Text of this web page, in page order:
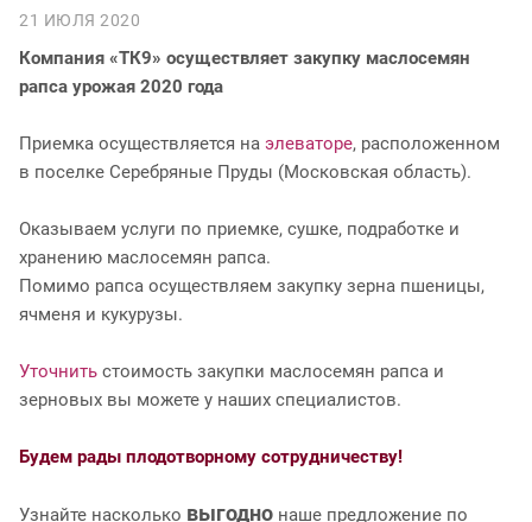
21 ИЮЛЯ 2020
Компания «ТК9» осуществляет закупку маслосемян
рапса урожая 2020 года
Приемка осуществляется на элеваторе, расположенном
в поселке Серебряные Пруды (Московская область).
Оказываем услуги по приемке, сушке, подработке и
хранению маслосемян рапса.
Помимо рапса осуществляем закупку зерна пшеницы,
ячменя и кукурузы.
Уточнить стоимость закупки маслосемян рапса и
зерновых вы можете у наших специалистов.
Будем рады плодотворному сотрудничеству!
Узнайте насколько выгодно наше предложение по